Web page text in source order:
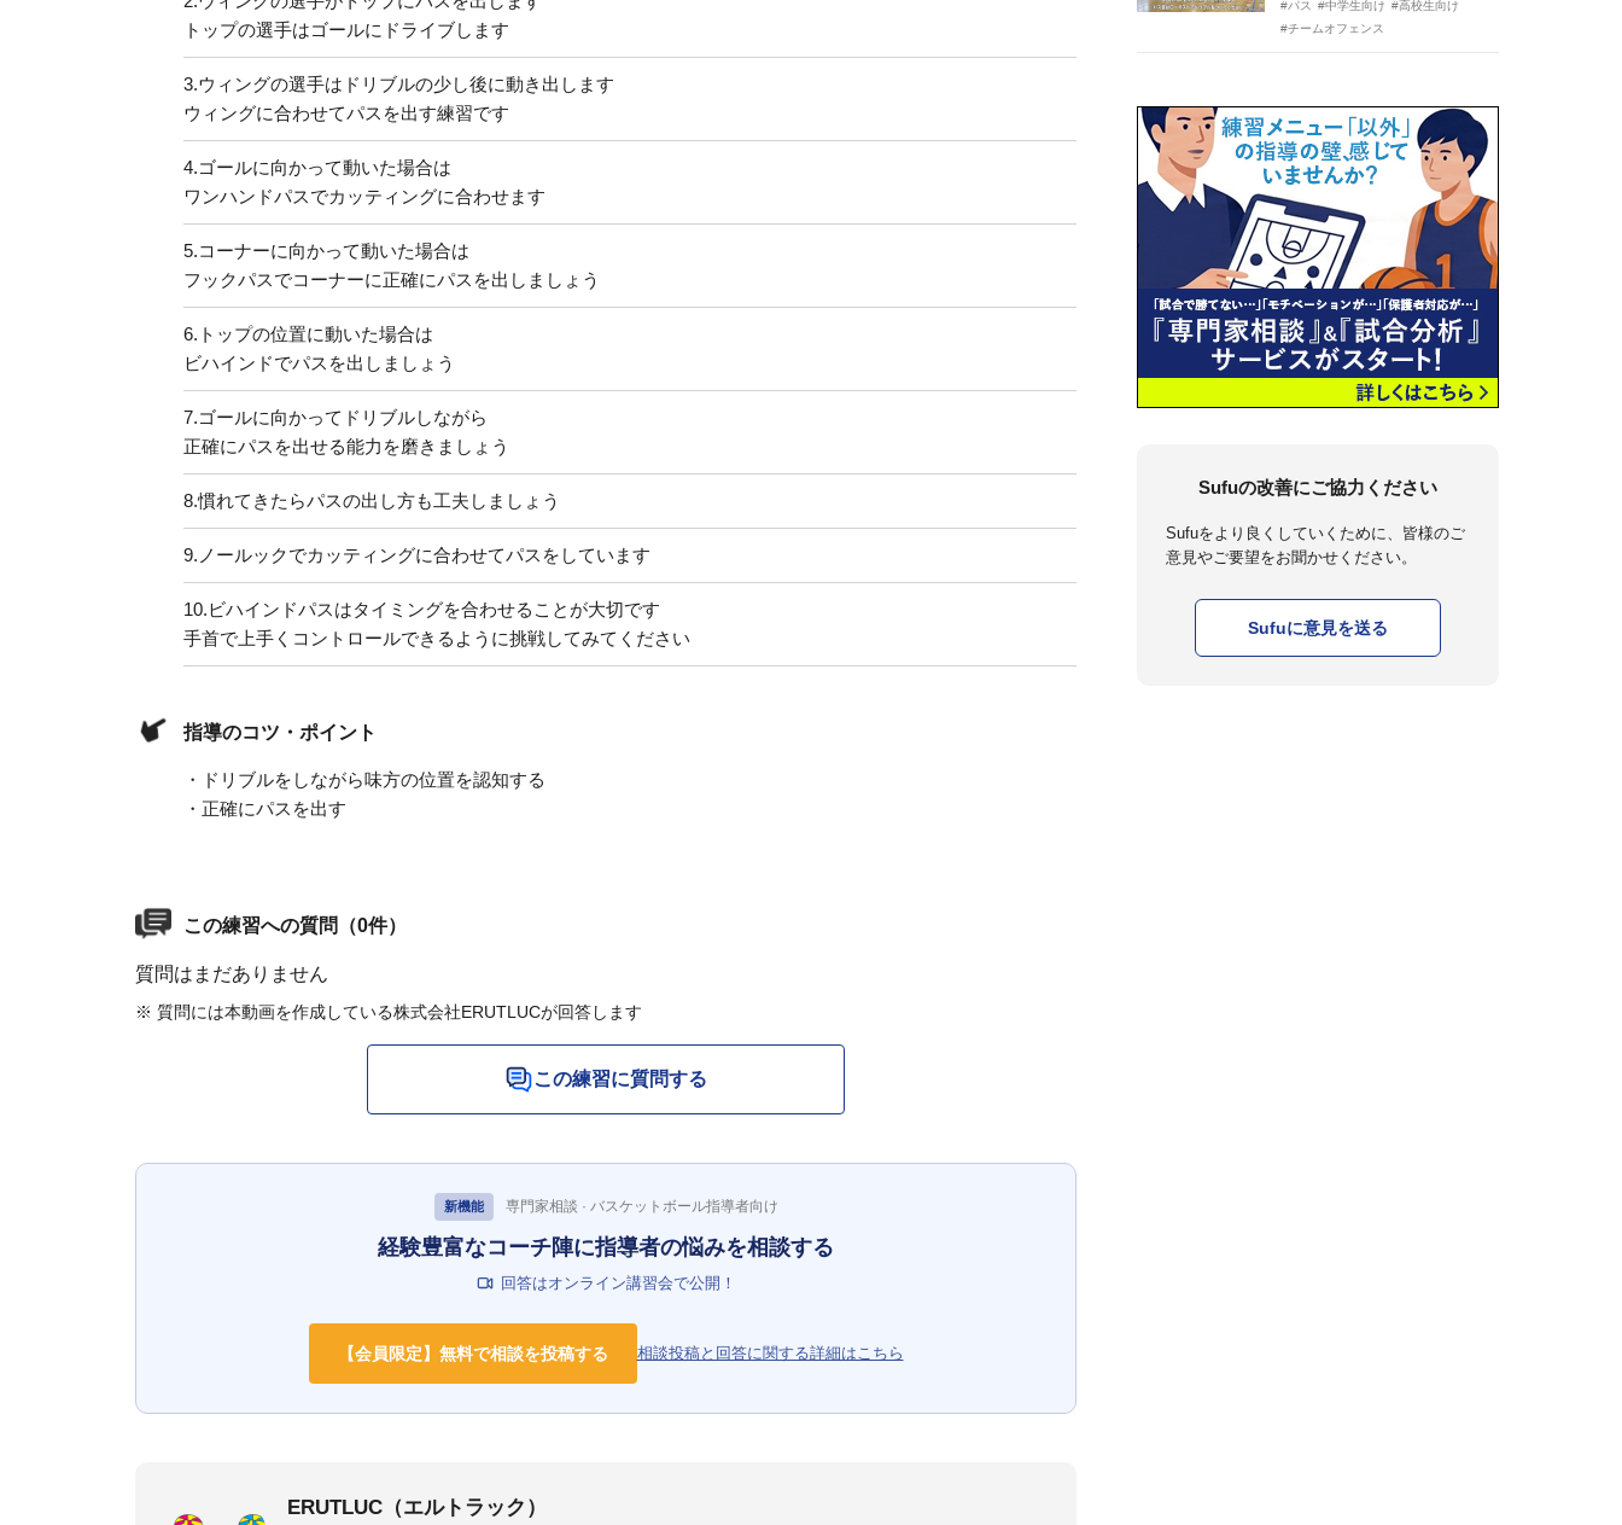
トップの選手はゴールにドライブします
3.ウィングの選手はドリブルの少し後に動き出します
ウィングに合わせてパスを出す練習です
4.ゴールに向かって動いた場合は
ワンハンドパスでカッティングに合わせます
5.コーナーに向かって動いた場合は
フックパスでコーナーに正確にパスを出しましょう
6. トップの位置に動いた場合は
ビハインドでパスを出しましょう
7.ゴールに向かってドリブルしながら
正確にパスを出せる能力を磨きましょう
8.慣れてきたらパスの出し方も工夫しましょう
9. ノールックでカッティングに合わせてパスをしています
10.ビハインドパスはタイミングを合わせることが大切です
手首で上手くコントロールできるように挑戦してみてください
指導のコツ・ポイント
・ドリブルをしながら味方の位置を認知する
・正確にパスを出す
この練習への質問（0件）
質問はまだありません
※ 質問には本動画を作成している株式会社ERUTLUCが回答します
この練習に質問する
新機能 専門家相談 · バスケットボール指導者向け
経験豊富なコーチ陣に指導者の悩みを相談する
回答はオンライン講習会で公開！
【会員限定】無料で相談を投稿する 相談投稿と回答に関する詳細はこちら
ERUTLUC（エルトラック）
#パス #中学生向け #高校生向け
#チームオフェンス
Sufuの改善にご協力ください
Sufuをより良くしていくために、皆様のご
意見やご要望をお聞かせください。
Sufuに意見を送る